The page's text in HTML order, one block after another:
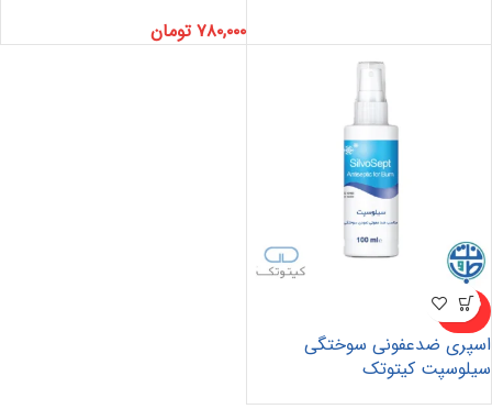
۷۸۰,۰۰۰ تومان
ناموجو
د
اسپری ضدعفونی سوختگی
سیلوسپت کیتوتک